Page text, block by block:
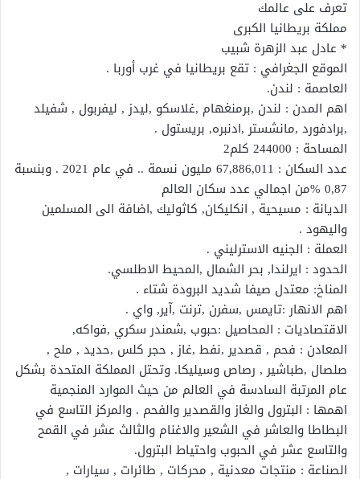
تعرف على عالمك
مملكة بريطانيا الكبرى
* عادل عبد الزهرة شبيب
الموقع الجغرافي : تقع بريطانيا في غرب أوربا .
العاصمة : لندن.
اهم المدن : لندن ,برمنغهام ,غلاسكو ,ليدز , ليفربول , شفيلد
,برادفورد ,مانشستر ,ادنبره, بريستول .
المساحة : 244000 كلم2
عدد السكان : 67,886,011 مليون نسمة .. في عام 2021 . وبنسبة
0,87 %من اجمالي عدد سكان العالم
الديانة : مسيحية , انكليكان, كاثوليك ,اضافة الى المسلمين
واليهود .
العملة : الجنيه الاسترليني .
الحدود : ايرلندا, بحر الشمال ,المحيط الاطلسي.
المناخ: معتدل صيفا شديد البرودة شتاء .
اهم الانهار :تايمس ,سفرن ,ترنت ,آير, واي .
الاقتصاديات : المحاصيل :حبوب ,شمندر سكري ,فواكه,
المعادن : فحم , قصدير ,نفط ,غاز , حجر كلس ,حديد , ملح ,
صلصال ,طباشير , رصاص وسيليكا. وتحتل المملكة المتحدة بشكل
عام المرتبة السادسة في العالم من حيث الموارد المنجمية
اهمها : البترول والغاز والقصدير والفحم . والمركز التاسع في
البطاطا والعاشر في الشعير والاغنام والثالث عشر في القمح
والتاسع عشر في الحبوب واحتياط البترول.
الصناعة : منتجات معدنية , محركات , طائرات , سيارات ,